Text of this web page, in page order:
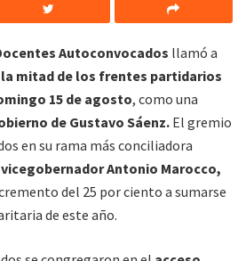
Autoconvocados llamó a
mitad de los frentes partidarios
15 de agosto, como una
de Gustavo Sáenz. El gremio
en su rama más conciliadora
vicegobernador Antonio Marocco,
del 25 por ciento a sumarse
de este año.